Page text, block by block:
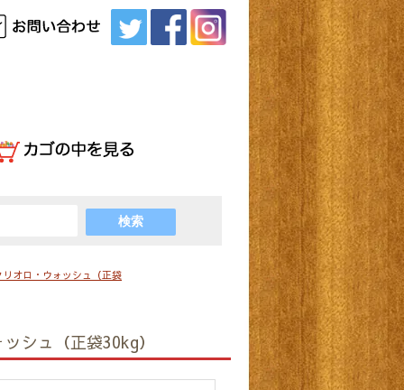
オロ・ウォッシュ（正袋
シュ（正袋30kg）